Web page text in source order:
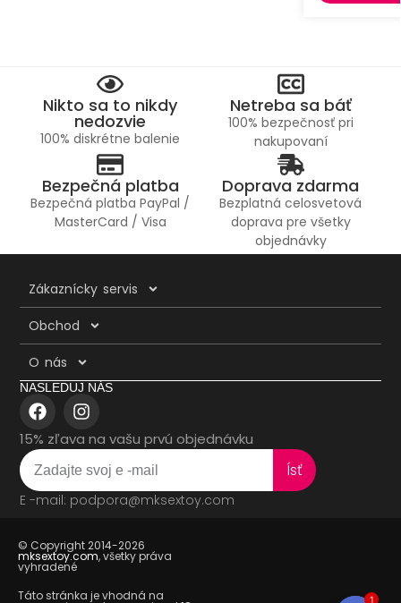
Nikto sa to nikdy
nedozvie
100% diskrétne balenie
Netreba sa báť
100% bezpečnosť pri
nakupovaní
Bezpečná platba
Bezpečná platba PayPal /
MasterCard / Visa
Doprava zdarma
Bezplatná celosvetová
doprava pre všetky
objednávky
Zákaznícky servis
Obchod
O nás
NASLEDUJ NÁS
15% zľava na vašu prvú objednávku
Ísť
E -mail: podpora@mksextoy.com
© Copyright 2014-2026
mksextoy.com, všetky práva
vyhradené
Táto stránka je vhodná na
1